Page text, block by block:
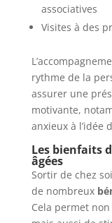
associatives
Visites à des
rythme de la
assurer une
motivante,
anxieux à l’idée
Les bienfaits
âgées
Sortir de chez
de nombreux
Cela permet